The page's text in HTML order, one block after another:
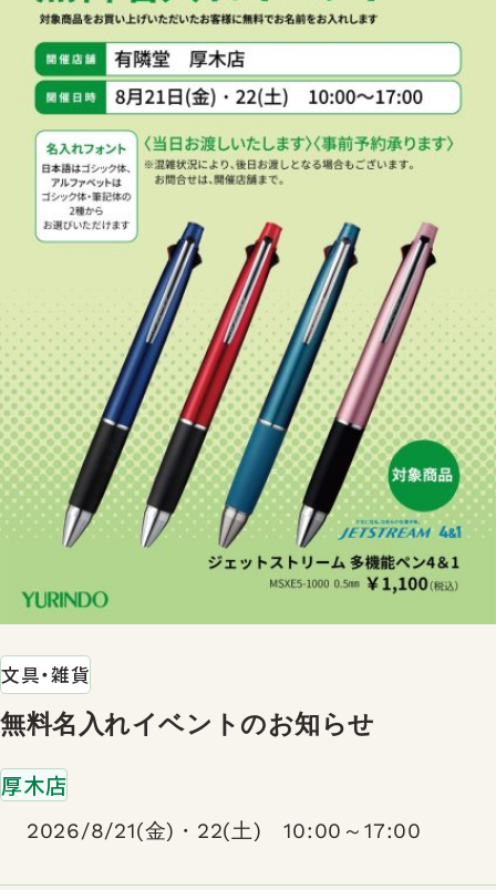
文具・雑貨
無料名入れイベントのお知らせ
厚木店
2026/8/21(金)・22(土) 10:00～17:00